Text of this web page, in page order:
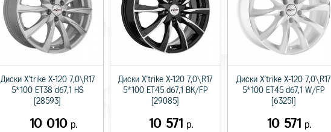
Диски X'trike X-120 7,0\R17
5*100 ET38 d67,1 HS
[28593]
10 010р.
Диски X'trike X-120 7,0\R17
5*100 ET45 d67,1 BK/FP
[29085]
10 571 р.
Диски X'trike X-120 7,0\R17
5*100 ET45 d67,1 W/FP
[63251]
10 571 р.